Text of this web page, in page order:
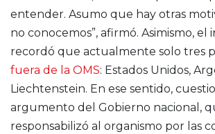
entender. Asumo que hay otras
no conocemos”, afirmó. Asimismo,
recordó que actualmente solo tres
fuera de la OMS: Estados Unidos,
Liechtenstein. En ese sentido,
argumento del Gobierno nacional,
responsabilizó al organismo por las